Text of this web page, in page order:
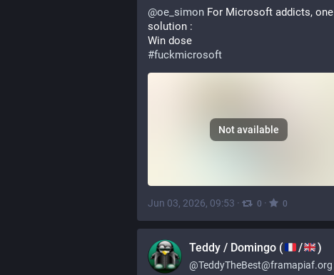
@oe_simon For Microsoft addicts, one
solution :
Win dose
#fuckmicrosoft
Not available
Jun 03, 2026, 09:53 · 0 · 0
Teddy / Domingo ( / )
@TeddyTheBest@framapiaf.org